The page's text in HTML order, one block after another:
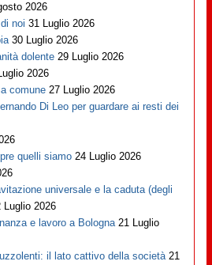
2026
noi 31 Luglio 2026
30 Luglio 2026
dolente 29 Luglio 2026
2026
comune 27 Luglio 2026
Di Leo per guardare ai resti dei
quelli siamo 24 Luglio 2026
universale e la caduta (degli
Luglio 2026
e lavoro a Bologna 21 Luglio
il lato cattivo della società 21